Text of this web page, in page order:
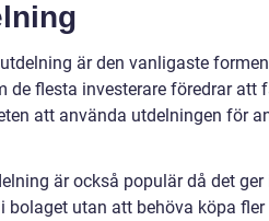
är den vanligaste
de flesta investerare föredrar att
att använda utdelningen för
är också populär då det
bolaget utan att behöva köpa